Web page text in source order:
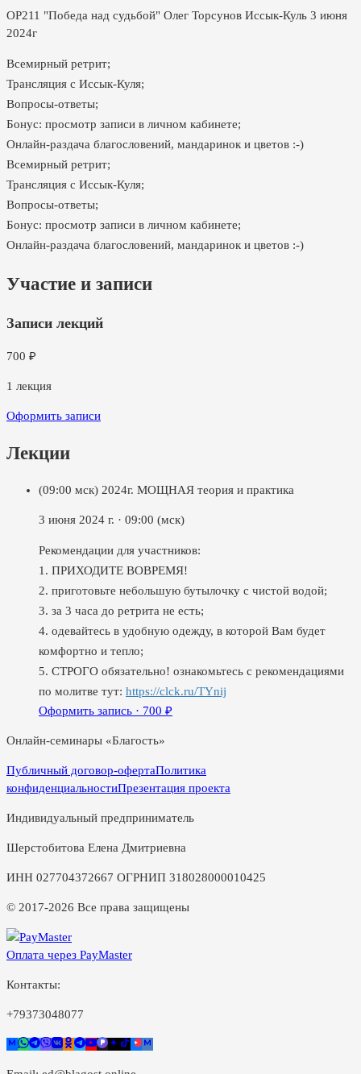
ОР211 "Победа над судьбой" Олег Торсунов Иссык-Куль 3 июня
2024г
Всемирный ретрит;
Трансляция с Иссык-Куля;
Вопросы-ответы;
Бонус: просмотр записи в личном кабинете;
Онлайн-раздача благословений, мандаринок и цветов :-)
Всемирный ретрит;
Трансляция с Иссык-Куля;
Вопросы-ответы;
Бонус: просмотр записи в личном кабинете;
Онлайн-раздача благословений, мандаринок и цветов :-)
Участие и записи
Записи лекций
700 ₽
1 лекция
Оформить записи
Лекции
(09:00 мск) 2024г. МОЩНАЯ теория и практика
3 июня 2024 г. · 09:00 (мск)
Рекомендации для участников:
1. ПРИХОДИТЕ ВОВРЕМЯ!
2. приготовьте небольшую бутылочку с чистой водой;
3. за 3 часа до ретрита не есть;
4. одевайтесь в удобную одежду, в которой Вам будет
комфортно и тепло;
5. СТРОГО обязательно! ознакомьтесь с рекомендациями
по молитве тут: https://clck.ru/TYnij
Оформить запись · 700 ₽
Онлайн-семинары «Благость»
Публичный договор-офертаПолитика
конфиденциальностиПрезентация проекта
Индивидуальный предприниматель
Шерстобитова Елена Дмитриевна
ИНН 027704372667 ОГРНИП 318028000010425
© 2017-2026 Все права защищены
Оплата через PayMaster
Контакты:
+79373048077